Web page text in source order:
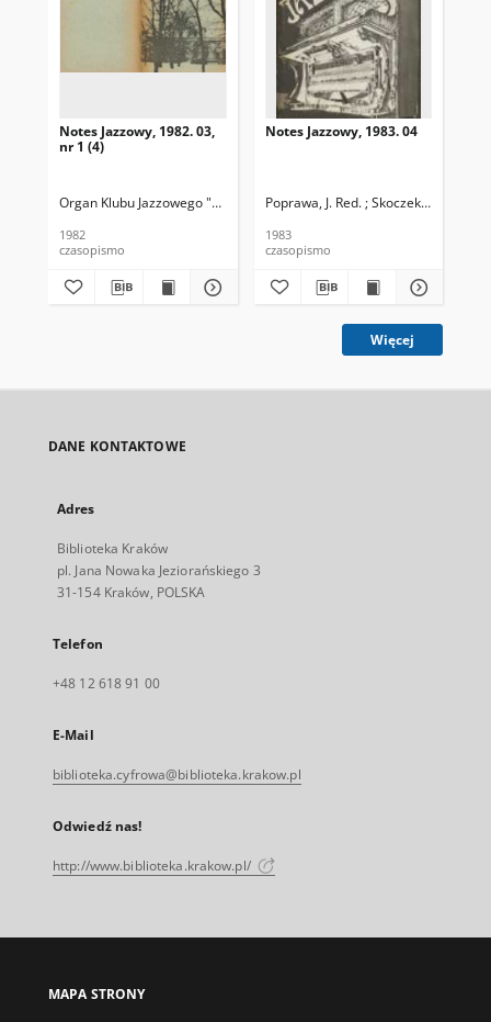
Notes Jazzowy, 1982. 03,
nr 1 (4)
Organ Klubu Jazzowego "Rotunda" Skoczek, T. Red.
1982
czasopismo
Notes Jazzowy, 1983. 04
Poprawa, J. Red. ; Skoczek T. Red.
1983
czasopismo
Więcej
DANE KONTAKTOWE
Adres
Biblioteka Kraków
pl. Jana Nowaka Jeziorańskiego 3
31-154 Kraków, POLSKA
Telefon
+48 12 618 91 00
E-Mail
biblioteka.cyfrowa@biblioteka.krakow.pl
Odwiedź nas!
http://www.biblioteka.krakow.pl/
MAPA STRONY